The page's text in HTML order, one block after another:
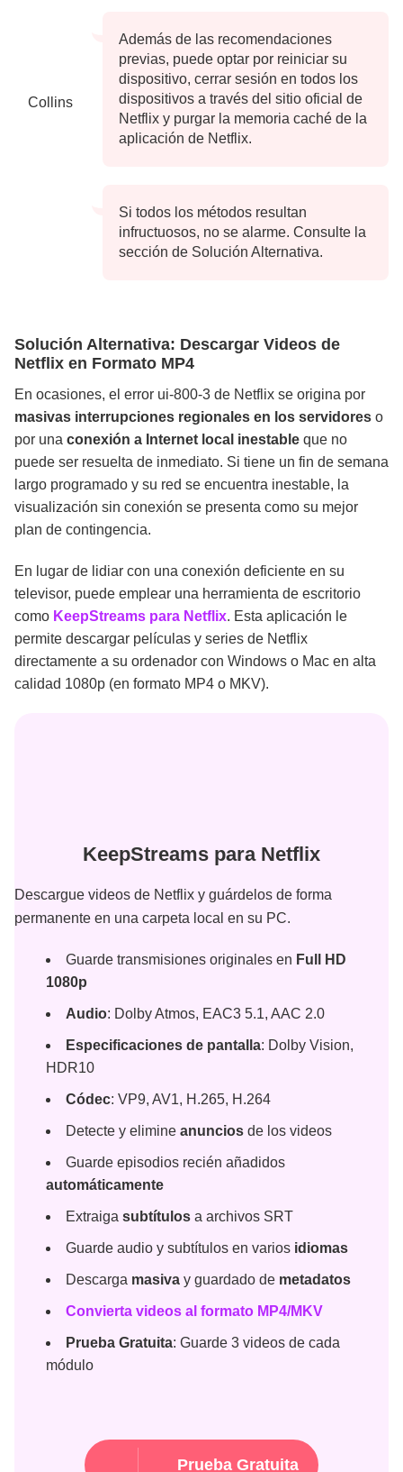
Collins
Además de las recomendaciones
previas, puede optar por reiniciar su
dispositivo, cerrar sesión en todos los
dispositivos a través del sitio oficial de
Netflix y purgar la memoria caché de la
aplicación de Netflix.
Si todos los métodos resultan
infructuosos, no se alarme. Consulte la
sección de Solución Alternativa.
Solución Alternativa: Descargar Videos de
Netflix en Formato MP4
En ocasiones, el error ui-800-3 de Netflix se origina por
masivas interrupciones regionales en los servidores o
por una conexión a Internet local inestable que no
puede ser resuelta de inmediato. Si tiene un fin de semana
largo programado y su red se encuentra inestable, la
visualización sin conexión se presenta como su mejor
plan de contingencia.
En lugar de lidiar con una conexión deficiente en su
televisor, puede emplear una herramienta de escritorio
como KeepStreams para Netflix. Esta aplicación le
permite descargar películas y series de Netflix
directamente a su ordenador con Windows o Mac en alta
calidad 1080p (en formato MP4 o MKV).
KeepStreams para Netflix
Descargue videos de Netflix y guárdelos de forma
permanente en una carpeta local en su PC.
Guarde transmisiones originales en Full HD
1080p
Audio: Dolby Atmos, EAC3 5.1, AAC 2.0
Especificaciones de pantalla: Dolby Vision,
HDR10
Códec: VP9, AV1, H.265, H.264
Detecte y elimine anuncios de los videos
Guarde episodios recién añadidos
automáticamente
Extraiga subtítulos a archivos SRT
Guarde audio y subtítulos en varios idiomas
Descarga masiva y guardado de metadatos
Convierta videos al formato MP4/MKV
Prueba Gratuita: Guarde 3 videos de cada
módulo
Prueba Gratuita